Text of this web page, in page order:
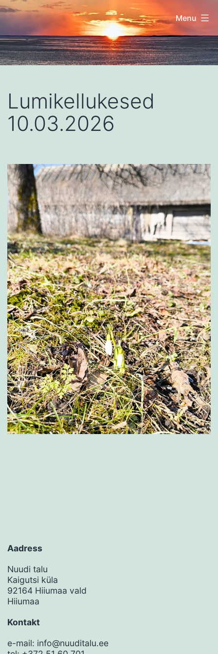
Skip
to
content
Nuudi
talu
Menu
Lumikellukesed
10.03.2026
Aadress
Nuudi talu
Kaigutsi küla
92164 Hiiumaa vald
Hiiumaa
Kontakt
e-mail: info@nuuditalu.ee